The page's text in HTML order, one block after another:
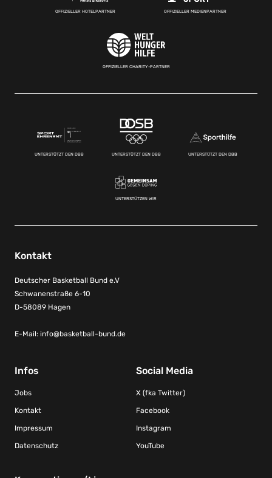
OFFIZIELLER HOTELPARTNER OFFIZIELLER MEDIENPARTNER
OFFIZIELLER CHARITY-PARTNER
UNTERSTÜTZT DEN DBB UNTERSTÜTZT DEN DBB UNTERSTÜTZT DEN DBB
UNTERSTÜTZEN WIR
Kontakt
Deutscher Basketball Bund e.V
Schwanenstraße 6-10
D-58089 Hagen
E-Mail: info@basketball-bund.de
Infos
Jobs
Kontakt
Impressum
Datenschutz
Social Media
X (fka Twitter)
Facebook
Instagram
YouTube